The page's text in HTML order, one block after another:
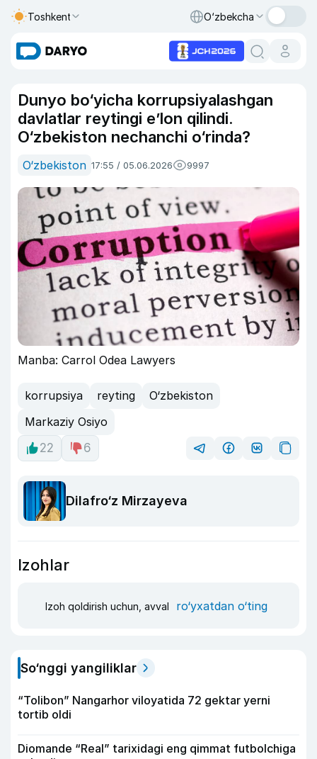
Toshkent O‘zbekcha
Dunyo bo‘yicha korrupsiyalashgan
davlatlar reytingi e’lon qilindi.
O‘zbekiston nechanchi o‘rinda?
O‘zbekiston 17:55 / 05.06.2026 9997
Manba: Carrol Odea Lawyers
korrupsiya reyting
O‘zbekiston
Markaziy Osiyo
22
6
Dilafro‘z Mirzayeva
Izohlar
Izoh qoldirish uchun, avval ro‘yxatdan o‘ting
So‘nggi yangiliklar
“Tolibon” Nangarhor viloyatida 72 gektar yerni
tortib oldi
Diomande “Real” tarixidagi eng qimmat futbolchiga